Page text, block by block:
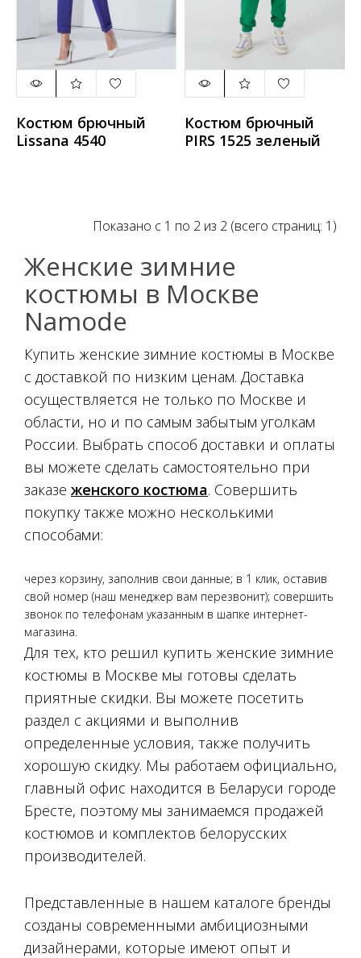
Костюм брючный
Lissana 4540
Костюм брючный
PIRS 1525 зеленый
Показано с 1 по 2 из 2 (всего страниц: 1)
Женские зимние
костюмы в Москве
Namode
Купить женские зимние костюмы в Москве
с доставкой по низким ценам. Доставка
осуществляется не только по Москве и
области, но и по самым забытым уголкам
России. Выбрать способ доставки и оплаты
вы можете сделать самостоятельно при
заказе женского костюма. Совершить
покупку также можно несколькими
способами:
через корзину, заполнив свои данные; в 1 клик, оставив
свой номер (наш менеджер вам перезвонит); совершить
звонок по телефонам указанным в шапке интернет-
магазина.
Для тех, кто решил купить женские зимние
костюмы в Москве мы готовы сделать
приятные скидки. Вы можете посетить
раздел с акциями и выполнив
определенные условия, также получить
хорошую скидку. Мы работаем официально,
главный офис находится в Беларуси городе
Бресте, поэтому мы занимаемся продажей
костюмов и комплектов белорусских
производителей.
Представленные в нашем каталоге бренды
созданы современными амбициозными
дизайнерами, которые имеют опыт и